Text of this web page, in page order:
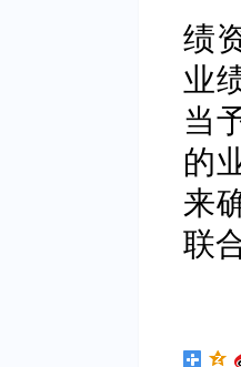
绩
业
当
的
来
联